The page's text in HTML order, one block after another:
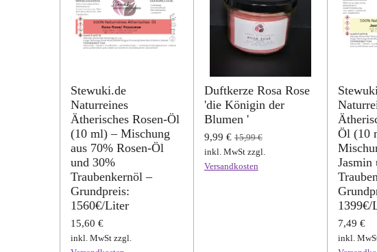
Stewuki.de
Naturreines
Ätherisches Rosen-Öl
(10 ml) – Mischung
aus 70% Rosen-Öl
und 30%
Traubenkernöl –
Grundpreis:
1560€/Liter
15,60 €
inkl. MwSt zzgl.
Duftkerze Rosa Rose
'die Königin der
Blumen '
9,99 € 15,99 €
inkl. MwSt zzgl.
Versandkosten
Öl (10
Jasmin
1399€/
7,49 €
inkl.